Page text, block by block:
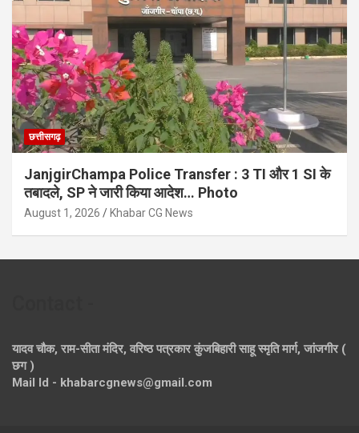
छत्तीसगढ़
JanjgirChampa Police Transfer : 3 TI और 1 SI के
तबादले, SP ने जारी किया आदेश… Photo
August 1, 2026 Khabar CG News
यादव चौक, राम-सीता मंदिर, वरिष्ठ पत्रकार कुंजबिहारी साहू स्मृति मार्ग, जांजगीर (
छग )
Mail Id - khabarcgnews@gmail.com